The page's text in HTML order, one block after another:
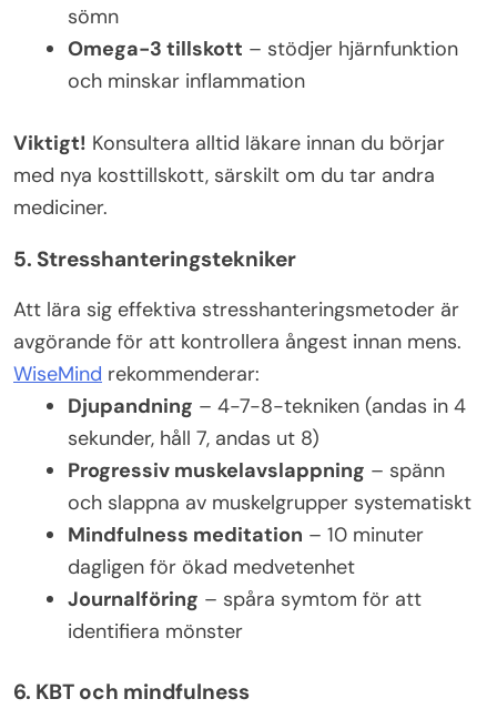
sömn
Omega-3 tillskott – stödjer hjärnfunktion
och minskar inflammation
Viktigt! Konsultera alltid läkare innan du börjar
med nya kosttillskott, särskilt om du tar andra
mediciner.
5. Stresshanteringstekniker
Att lära sig effektiva stresshanteringsmetoder är
avgörande för att kontrollera ångest innan mens.
WiseMind rekommenderar:
Djupandning – 4-7-8-tekniken (andas in 4
sekunder, håll 7, andas ut 8)
Progressiv muskelavslappning – spänn
och slappna av muskelgrupper systematiskt
Mindfulness meditation – 10 minuter
dagligen för ökad medvetenhet
Journalföring – spåra symtom för att
identifiera mönster
6. KBT och mindfulness